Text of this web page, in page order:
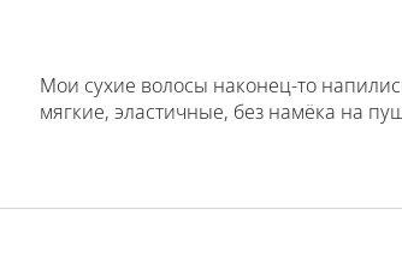
Мои сухие волосы наконец‑то
мягкие, эластичные, без намёка на